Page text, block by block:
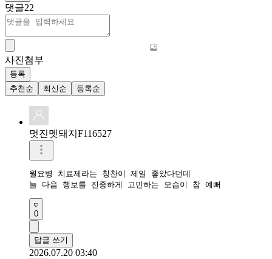
댓글22
사진첨부
등록
추천순
최신순 등록순
멋진멧돼지F116527
월요병 치료제라는 칭찬이 제일 좋았다던데
늘 다음 행보를 진중하게 고민하는 모습이 참 예뻐
0
답글 쓰기
2026.07.20 03:40